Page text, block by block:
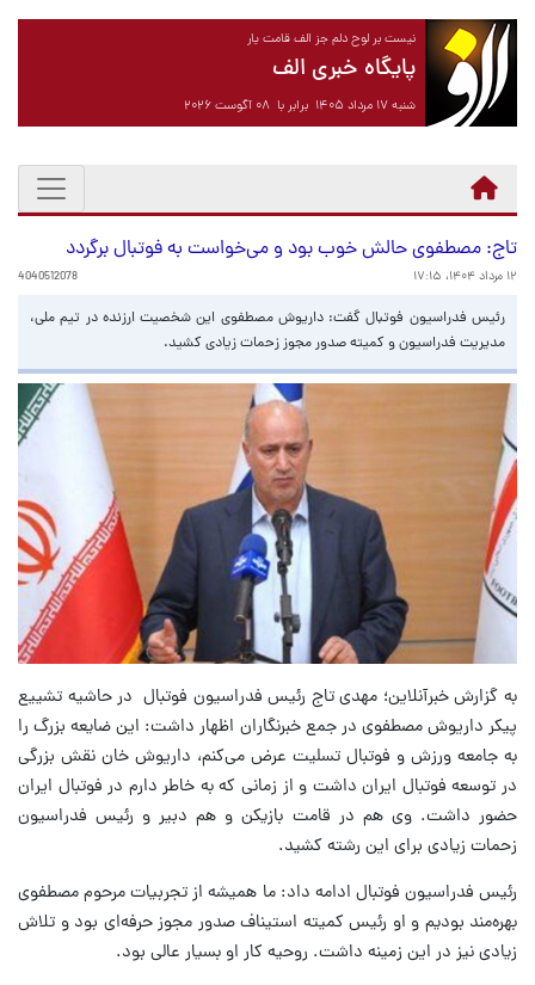
نیست بر لوح دلم جز الف قامت یار
پایگاه خبری الف
شنبه ۱۷ مرداد ۱۴۰۵ برابر با ۰۸ آگوست ۲۰۲۶
تاج: مصطفوی حالش خوب بود و می‌خواست به فوتبال برگردد
۱۲ مرداد ۱۴۰۴، ۱۷:۱۵ 4040512078
رئیس فدراسیون فوتبال گفت: داریوش مصطفوی این شخصیت ارزنده در تیم ملی،
مدیریت فدراسیون و کمیته صدور مجوز زحمات زیادی کشید.
به گزارش خبرآنلاین؛ مهدی تاج رئیس فدراسیون فوتبال در حاشیه تشییع
پیکر داریوش مصطفوی در جمع خبرنگاران اظهار داشت: این ضایعه بزرگ را
به جامعه ورزش و فوتبال تسلیت عرض می‌کنم، داریوش خان نقش بزرگی
در توسعه فوتبال ایران داشت و از زمانی که به خاطر دارم در فوتبال ایران
حضور داشت. وی هم در قامت بازیکن و هم دبیر و رئیس فدراسیون
زحمات زیادی برای این رشته کشید.
رئیس فدراسیون فوتبال ادامه داد: ما همیشه از تجربیات مرحوم مصطفوی
بهره‌مند بودیم و او رئیس کمیته استیناف صدور مجوز حرفه‌ای بود و تلاش‌
زیادی نیز در این زمینه داشت. روحیه کار او بسیار عالی بود.